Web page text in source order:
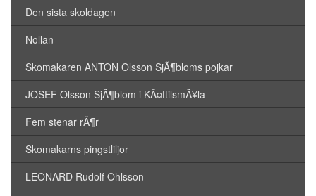
Den sista skoldagen
Nollan
Skomakaren ANTON Olsson SjÃ¶bloms pojkar
JOSEF Olsson SjÃ¶blom i KÃ¤ttilsmÃ¥la
Fem stenar rÃ¶r
Skomakarns pingstliljor
LEONARD Rudolf Ohlsson